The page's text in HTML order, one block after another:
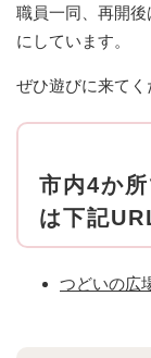
職員一同、再開
にしています。
ぜひ遊びに来てく
市内4か
は下記
つどいの広